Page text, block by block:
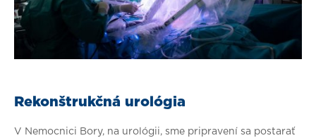
Rekonštrukčná urológia
V Nemocnici Bory, na urológii, sme pripravení sa postarať